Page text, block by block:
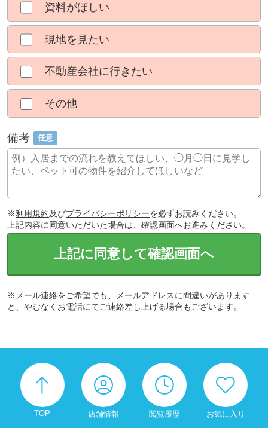
資料がほしい
現地を見たい
不動産会社に行きたい
その他
備考 任意
※利用規約及びプライバシーポリシーを必ずお読みください。
上記内容に同意いただいた場合は、確認画面へお進みください。
上記に同意して確認画面へ
※メール連絡をご希望でも、メールアドレスに間違いがあります
と、やむなくお電話にてご連絡差し上げる場合もございます。
TOP 店舗情報 閲覧履歴 お気に入り